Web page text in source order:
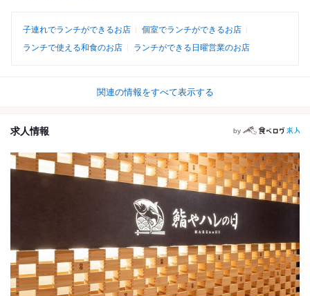
子連れでランチができるお店
個室でランチができるお店
ランチで使える和食のお店
ランチができる日曜営業のお店
関連の情報をすべて表示する
求人情報 by